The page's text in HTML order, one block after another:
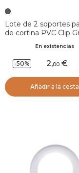
Lote de 2 soportes
de cortina PVC Clip
En existencias
-50% 2,00
Añadir a la cesta